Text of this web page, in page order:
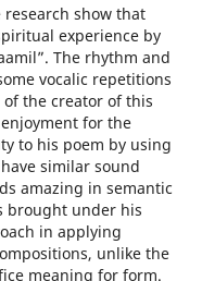
research show that
experience by
The rhythm and
vocalic repetitions
the creator of this
for the
to his poem by using
similar sound
amazing in semantic
brought under his
in applying
unlike the
meaning for form.